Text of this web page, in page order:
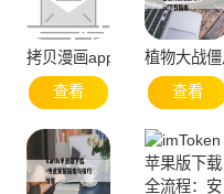
拷贝漫画app官方网站-便捷
查看
植物大战
查看